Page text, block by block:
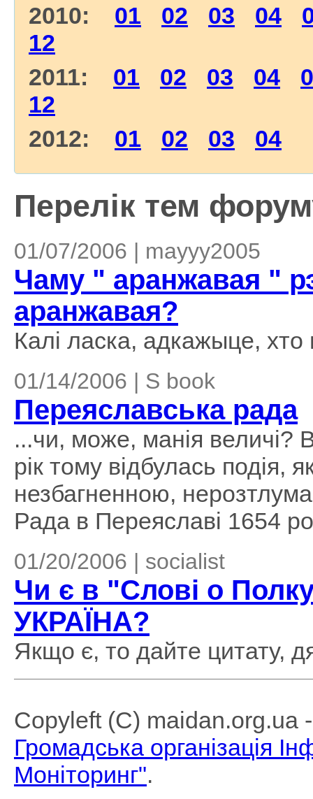
2010: 01 02 03 04
12
2011: 01 02 03 04
12
2012: 01 02 03 04
Перелік тем
01/07/2006 | mayyy2005
Чаму " аранжавая "
аранжавая?
Калi ласка, адкажыце, хто
01/14/2006 | S book
Переяславська рада
...чи, може, манія величі? В
рік тому відбулась подія,
незбагненною,
Рада в Переяславі 1654
01/20/2006 | socialist
Чи є в "Слові о
УКРАЇНА?
Якщо є, то дайте цитату,
Copyleft (C) maidan.org.ua
Громадська організація
Моніторинг".